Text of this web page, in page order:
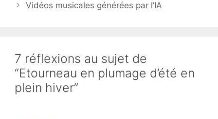
Vidéos musicales générées par l’IA
7 réflexions au sujet de
“Etourneau en plumage d’été en
plein hiver”